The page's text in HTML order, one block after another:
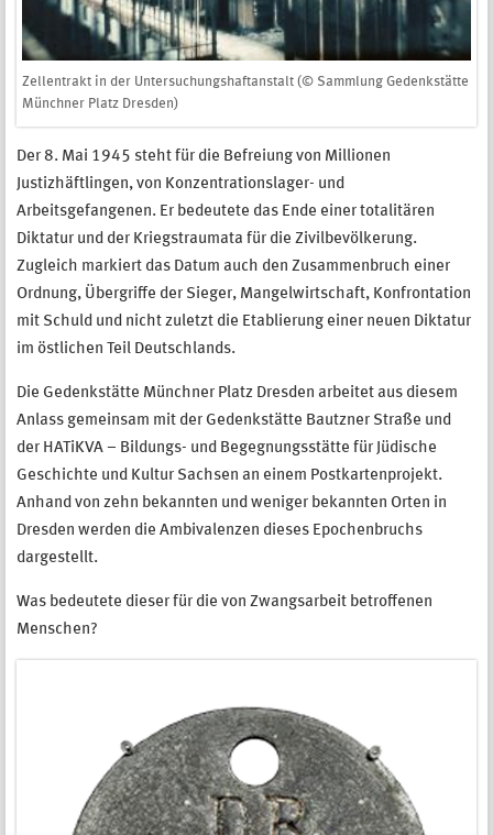
Zellentrakt in der Untersuchungshaftanstalt (© Sammlung Gedenkstätte
Münchner Platz Dresden)
Der 8. Mai 1945 steht für die Befreiung von Millionen
Justizhäftlingen, von Konzentrationslager- und
Arbeitsgefangenen. Er bedeutete das Ende einer totalitären
Diktatur und der Kriegstraumata für die Zivilbevölkerung.
Zugleich markiert das Datum auch den Zusammenbruch einer
Ordnung, Übergriffe der Sieger, Mangelwirtschaft, Konfrontation
mit Schuld und nicht zuletzt die Etablierung einer neuen Diktatur
im östlichen Teil Deutschlands.
Die Gedenkstätte Münchner Platz Dresden arbeitet aus diesem
Anlass gemeinsam mit der Gedenkstätte Bautzner Straße und
der HATiKVA – Bildungs- und Begegnungsstätte für Jüdische
Geschichte und Kultur Sachsen an einem Postkartenprojekt.
Anhand von zehn bekannten und weniger bekannten Orten in
Dresden werden die Ambivalenzen dieses Epochenbruchs
dargestellt.
Was bedeutete dieser für die von Zwangsarbeit betroffenen
Menschen?